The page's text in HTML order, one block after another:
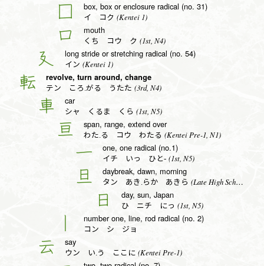
囗 box, box or enclosure radical (no. 31)
イ コク (Kentei 1)
口 mouth
くち コウ ク (1st, N4)
廴 long stride or stretching radical (no. 54)
イン (Kentei 1)
転 revolve, turn around, change
テン ころ.がる うたた (3rd, N4)
車 car
シャ くるま くら (1st, N5)
亘 span, range, extend over
わた.る コウ わたる (Kentei Pre-1, N1)
一 one, one radical (no.1)
イチ いっ ひと- (1st, N5)
旦 daybreak, dawn, morning
タン あき.らか あきら (Late High School, N1)
日 day, sun, Japan
ひ ニチ にっ (1st, N5)
number one, line, rod radical (no. 2)
コン シ ジョ
云 say
ウン い.う ここに (Kentei Pre-1)